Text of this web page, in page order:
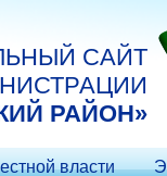
САЙТ
РАЙОН»
власти